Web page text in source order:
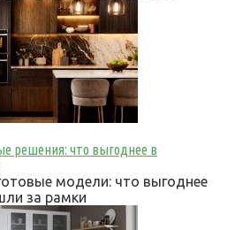
решения: что выгоднее в
модели: что выгоднее
за рамки